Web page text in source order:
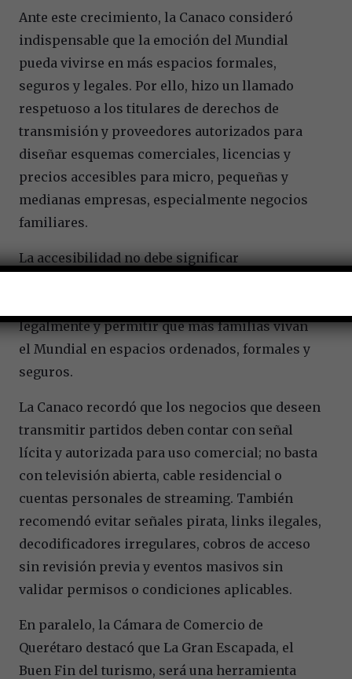
Ante este crecimiento, la Canaco consideró
indispensable que la emoción del Mundial
pueda vivirse en más espacios formales,
seguros y legales. Por ello, hizo un llamado
respetuoso a los titulares de derechos de
transmisión y proveedores autorizados para
diseñar esquemas comerciales, licencias y
precios accesibles para micro, pequeñas y
medianas empresas, especialmente negocios
familiares.
La accesibilidad no debe significar
legalmente y permitir que más familias vivan
el Mundial en espacios ordenados, formales y
seguros.
La Canaco recordó que los negocios que deseen
transmitir partidos deben contar con señal
lícita y autorizada para uso comercial; no basta
con televisión abierta, cable residencial o
cuentas personales de streaming. También
recomendó evitar señales pirata, links ilegales,
decodificadores irregulares, cobros de acceso
sin revisión previa y eventos masivos sin
validar permisos o condiciones aplicables.
En paralelo, la Cámara de Comercio de
Querétaro destacó que La Gran Escapada, el
Buen Fin del turismo, será una herramienta